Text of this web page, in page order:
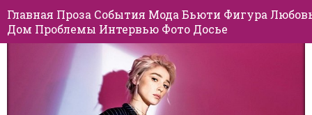
Главная Проза События Мода Бьюти Фигура
Дом Проблемы Интервью Фото Досье